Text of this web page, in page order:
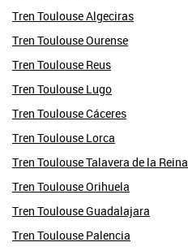
Tren Toulouse Algeciras
Tren Toulouse Ourense
Tren Toulouse Reus
Tren Toulouse Lugo
Tren Toulouse Cáceres
Tren Toulouse Lorca
Tren Toulouse Talavera de la Reina
Tren Toulouse Orihuela
Tren Toulouse Guadalajara
Tren Toulouse Palencia